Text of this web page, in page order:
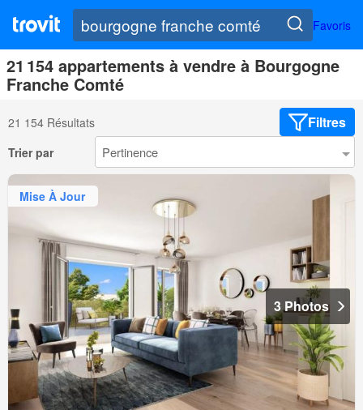
Favoris
21 154 appartements à vendre à Bourgogne
Franche Comté
21 154 Résultats Filtres
Trier par
Mise À Jour
3 Photos